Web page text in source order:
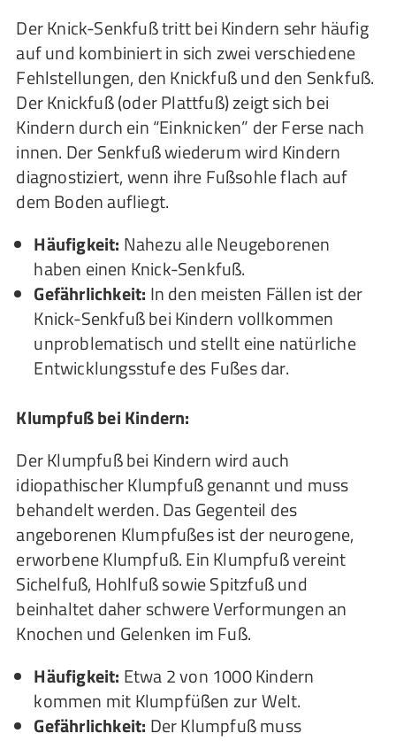
Der Knick-Senkfuß tritt bei Kindern sehr häufig
auf und kombiniert in sich zwei verschiedene
Fehlstellungen, den Knickfuß und den Senkfuß.
Der Knickfuß (oder Plattfuß) zeigt sich bei
Kindern durch ein “Einknicken” der Ferse nach
innen. Der Senkfuß wiederum wird Kindern
diagnostiziert, wenn ihre Fußsohle flach auf
dem Boden aufliegt.
Häufigkeit: Nahezu alle Neugeborenen
haben einen Knick-Senkfuß.
Gefährlichkeit: In den meisten Fällen ist der
Knick-Senkfuß bei Kindern vollkommen
unproblematisch und stellt eine natürliche
Entwicklungsstufe des Fußes dar.
Klumpfuß bei Kindern:
Der Klumpfuß bei Kindern wird auch
idiopathischer Klumpfuß genannt und muss
behandelt werden. Das Gegenteil des
angeborenen Klumpfußes ist der neurogene,
erworbene Klumpfuß. Ein Klumpfuß vereint
Sichelfuß, Hohlfuß sowie Spitzfuß und
beinhaltet daher schwere Verformungen an
Knochen und Gelenken im Fuß.
Häufigkeit: Etwa 2 von 1000 Kindern
kommen mit Klumpfüßen zur Welt.
Gefährlichkeit: Der Klumpfuß muss